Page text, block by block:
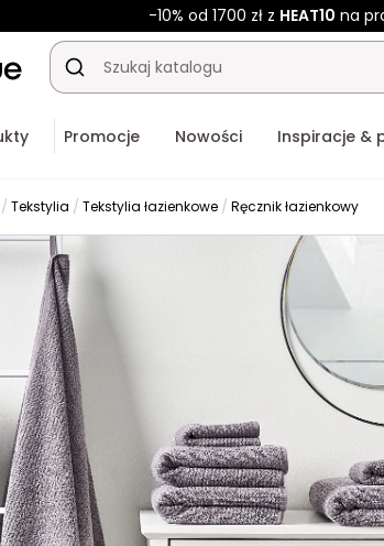
-10% od 1700 zł z HEAT10 na
Promocje Nowości Inspiracje &
Tekstylia Tekstylia łazienkowe Ręcznik łazienkowy